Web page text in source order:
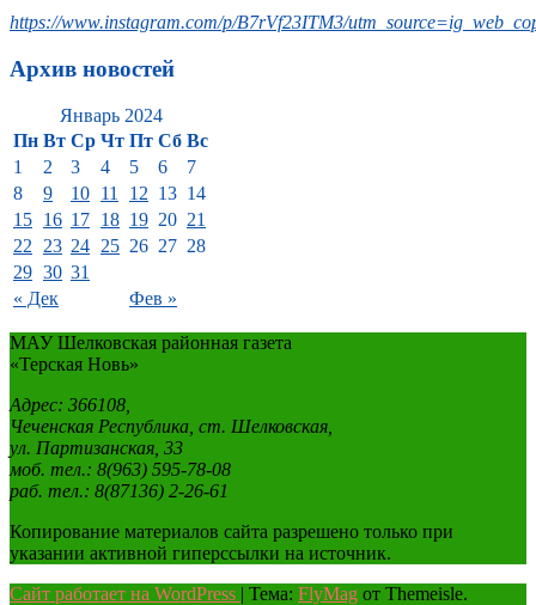
https://www.instagram.com/p/B7rVf23ITM3/
Архив новостей
Январь 2024
Пн Вт Ср Чт Пт Сб Вс
« Дек Фев »
1 2 3 4 5 6
7
8
9 10 11 12 13 14
15 16 17 18 19 20 21
22
23 24 25 26 27 28
29 30 31
МАУ Шелковская районная газета
«Терская Новь»
Адрес: 366108,
Чеченская Республика, ст. Шелковская,
ул. Партизанская, 33
моб. тел.: 8(963) 595-78-08
раб. тел.: 8(87136) 2-26-61
Копирование материалов сайта разрешено только при
указании активной гиперссылки на источник.
Сайт работает на WordPress | Тема: FlyMag от Themeisle.